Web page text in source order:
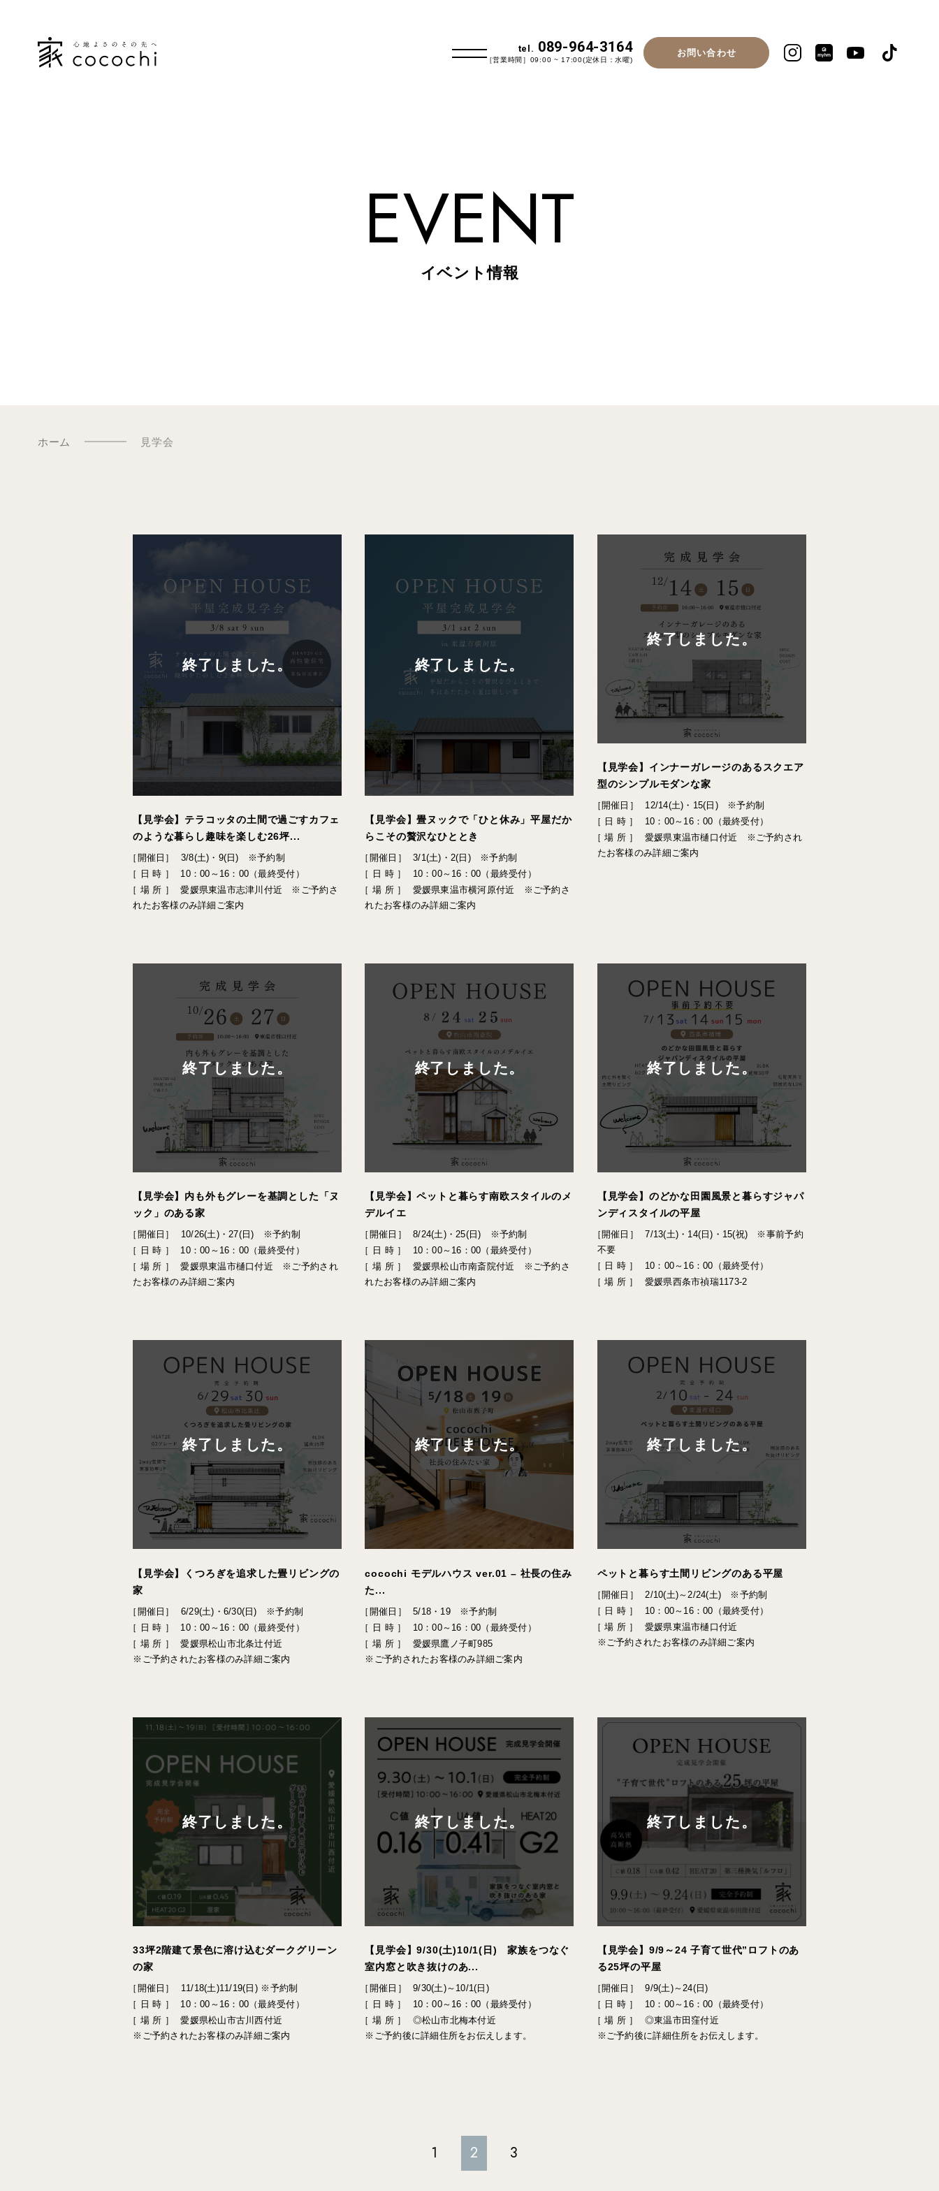
tel. 089-964-3164
［営業時間］09:00 ~ 17:00(定休日：水曜)
お問い合わせ
EVENT
イベント情報
ホーム 見学会
終了しました。
【見学会】テラコッタの土間で過ごすカフェ
のような暮らし趣味を楽しむ26坪...
［開催日］
3/8(土)・9(日) ※予約制
［ 日 時 ］
10：00～16：00（最終受付）
［ 場 所 ］
愛媛県東温市志津川付近 ※ご予約さ
れたお客様のみ詳細ご案内
終了しました。
【見学会】畳ヌックで「ひと休み」平屋だか
らこその贅沢なひととき
［開催日］
3/1(土)・2(日) ※予約制
［ 日 時 ］
10：00～16：00（最終受付）
［ 場 所 ］
愛媛県東温市横河原付近 ※ご予約さ
れたお客様のみ詳細ご案内
終了しました。
【見学会】インナーガレージのあるスクエア
型のシンプルモダンな家
［開催日］
12/14(土)・15(日) ※予約制
［ 日 時 ］
10：00～16：00（最終受付）
［ 場 所 ］
愛媛県東温市樋口付近 ※ご予約され
たお客様のみ詳細ご案内
終了しました。
【見学会】内も外もグレーを基調とした「ヌ
ック」のある家
［開催日］
10/26(土)・27(日) ※予約制
［ 日 時 ］
10：00～16：00（最終受付）
［ 場 所 ］
愛媛県東温市樋口付近 ※ご予約され
たお客様のみ詳細ご案内
終了しました。
【見学会】ペットと暮らす南欧スタイルのメ
デルイエ
［開催日］
8/24(土)・25(日) ※予約制
［ 日 時 ］
10：00～16：00（最終受付）
［ 場 所 ］
愛媛県松山市南斎院付近 ※ご予約さ
れたお客様のみ詳細ご案内
終了しました。
【見学会】のどかな田園風景と暮らすジャパ
ンディスタイルの平屋
［開催日］
7/13(土)・14(日)・15(祝) ※事前予約
不要
［ 日 時 ］
10：00～16：00（最終受付）
［ 場 所 ］
愛媛県西条市禎瑞1173-2
終了しました。
【見学会】くつろぎを追求した畳リビングの
家
［開催日］
6/29(土)・6/30(日) ※予約制
［ 日 時 ］
10：00～16：00（最終受付）
［ 場 所 ］
愛媛県松山市北条辻付近
※ご予約されたお客様のみ詳細ご案内
終了しました。
cocochi モデルハウス ver.01 – 社長の住み
た...
［開催日］
5/18・19 ※予約制
［ 日 時 ］
10：00～16：00（最終受付）
［ 場 所 ］
愛媛県鷹ノ子町985
※ご予約されたお客様のみ詳細ご案内
終了しました。
ペットと暮らす土間リビングのある平屋
［開催日］
2/10(土)～2/24(土) ※予約制
［ 日 時 ］
10：00～16：00（最終受付）
［ 場 所 ］
愛媛県東温市樋口付近
※ご予約されたお客様のみ詳細ご案内
終了しました。
33坪2階建て景色に溶け込むダークグリーン
の家
［開催日］
11/18(土)11/19(日) ※予約制
［ 日 時 ］
10：00～16：00（最終受付）
［ 場 所 ］
愛媛県松山市古川西付近
※ご予約されたお客様のみ詳細ご案内
終了しました。
【見学会】9/30(土)10/1(日) 家族をつなぐ
室内窓と吹き抜けのあ...
［開催日］
9/30(土)～10/1(日)
［ 日 時 ］
10：00～16：00（最終受付）
［ 場 所 ］
◎松山市北梅本付近
※ご予約後に詳細住所をお伝えします。⁣
終了しました。
【見学会】9/9～24 子育て世代”ロフトのあ
る25坪の平屋
［開催日］
9/9(土)～24(日)
［ 日 時 ］
10：00～16：00（最終受付）
［ 場 所 ］
◎東温市田窪付近
※ご予約後に詳細住所をお伝えします。⁣
1 2 3